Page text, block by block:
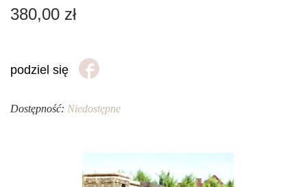
380,00 zł
podziel się
Dostępność: Niedostępne